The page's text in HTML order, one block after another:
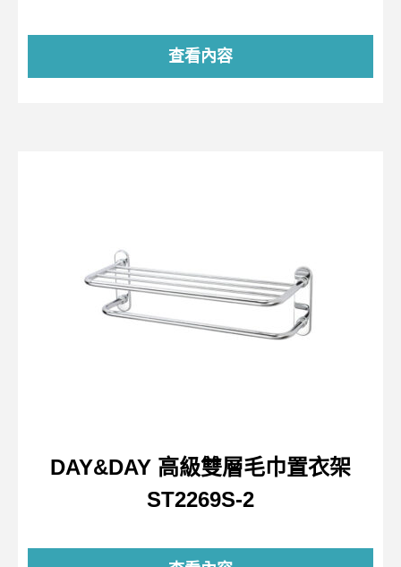
查看內容
DAY&DAY 高級雙層毛巾置衣架
ST2269S-2